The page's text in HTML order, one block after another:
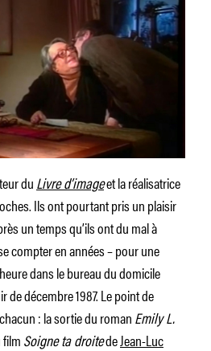
duLivre d’imageet la réalisatrice
Ils ont pourtant pris un plaisir
un temps qu’ils ont du mal à
compter en années – pour une
dans le bureau du domicile
de décembre 1987. Le point de
: la sortie du romanEmily L.
Soigne ta droitedeJean-Luc